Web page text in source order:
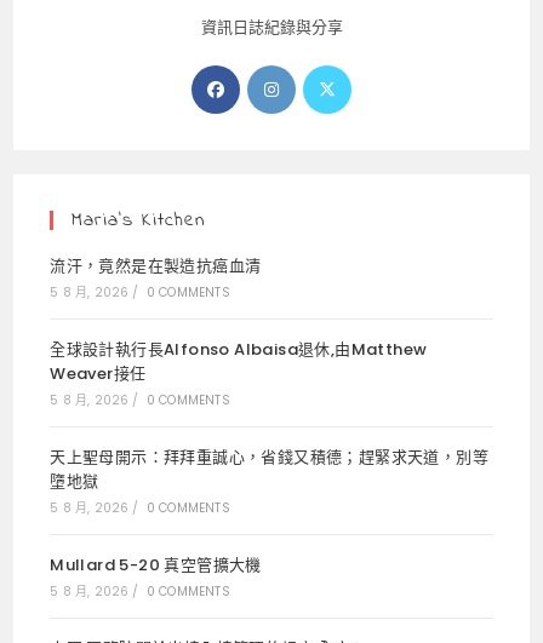
資訊日誌紀錄與分享
Opens
in
Opens
in
Opens
Maria’s Kitchen
流汗，竟然是在製造抗癌血清
5 8 月, 2026 / 0 COMMENTS
全球設計執行長Alfonso Albaisa退休,由Matthew
Weaver接任
5 8 月, 2026 / 0 COMMENTS
天上聖母開示：拜拜重誠心，省錢又積德；趕緊求天道，別等
墮地獄
5 8 月, 2026 / 0 COMMENTS
Mullard 5-20 真空管擴大機
5 8 月, 2026 / 0 COMMENTS